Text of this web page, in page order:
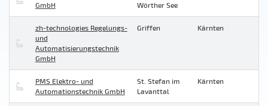
GmbH
Wörther See
zh-technologies Regelungs-
und
Automatisierungstechnik
GmbH
Griffen Kärnten
PMS Elektro- und
Automationstechnik GmbH
St. Stefan im
Lavanttal
Kärnten